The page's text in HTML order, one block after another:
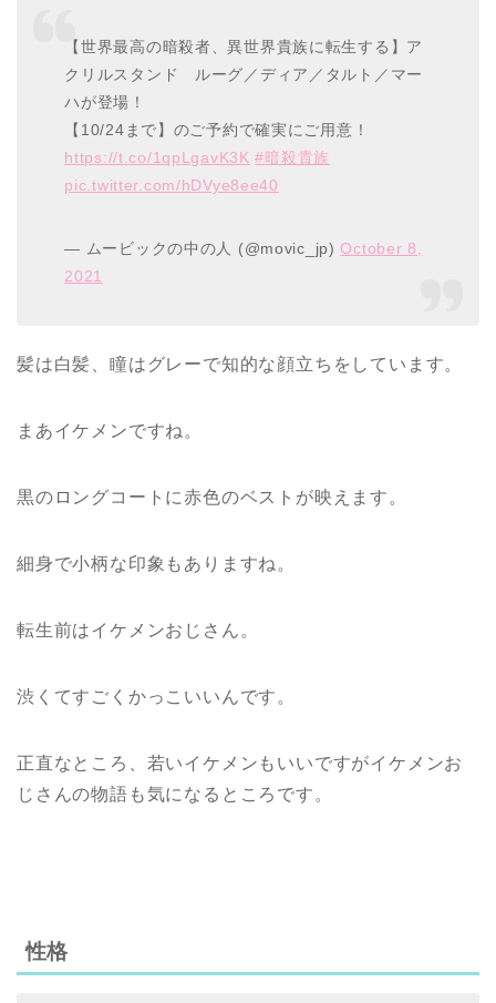
【世界最高の暗殺者、異世界貴族に転生する】ア
クリルスタンド ルーグ／ディア／タルト／マー
ハが登場！
【10/24まで】のご予約で確実にご用意！
https://t.co/1qpLgavK3K #暗殺貴族
pic.twitter.com/hDVye8ee40
— ムービックの中の人 (@movic_jp)October 8,
2021
髪は白髪、瞳はグレーで知的な顔立ちをしています。
まあイケメンですね。
黒のロングコートに赤色のベストが映えます。
細身で小柄な印象もありますね。
転生前はイケメンおじさん。
渋くてすごくかっこいいんです。
正直なところ、若いイケメンもいいですがイケメンお
じさんの物語も気になるところです。
性格